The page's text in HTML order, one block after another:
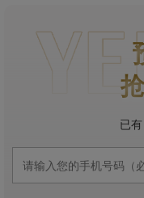
已有